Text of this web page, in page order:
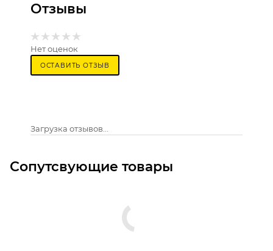
Отзывы
Нет оценок
ОСТАВИТЬ ОТЗЫВ
Загрузка отзывов...
Сопутсвующие товары